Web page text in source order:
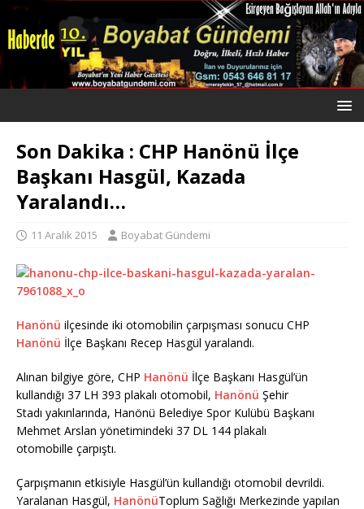
Son Dakika : CHP Hanönü İlçe
Başkanı Hasgül, Kazada
Yaralandı…
11 Aralık 2015 Boyabat Gündemi
Hanönü ilçesinde iki otomobilin çarpışması sonucu CHP
Hanönü İlçe Başkanı Recep Hasgül yaralandı.
Alınan bilgiye göre, CHP Hanönü İlçe Başkanı Hasgül’ün
kullandığı 37 LH 393 plakalı otomobil, Hanönü Şehir
Stadı yakınlarında, Hanönü Belediye Spor Kulübü Başkanı
Mehmet Arslan yönetimindeki 37 DL 144 plakalı
otomobille çarpıştı.
Çarpışmanın etkisiyle Hasgül’ün kullandığı otomobil devrildi.
Yaralanan Hasgül, HanönüToplum Sağlığı Merkezinde yapılan